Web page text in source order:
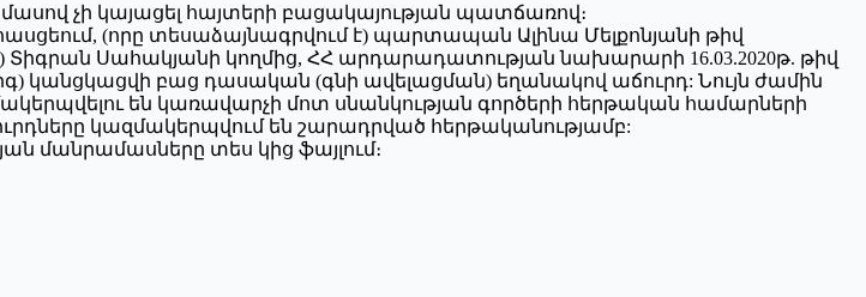
մասով չի կայացել հայտերի բացակայության պատճառով։
հասցեում, (որը տեսաձայնագրվում է) պարտապան Ալինա Մելքոնյանի թիվ
Տիգրան Սահակյանի կողմից, ՀՀ արդարադատության նախարարի 16.03.2020թ. թիվ
կանցկացվի բաց դասական (գնի ավելացման) եղանակով աճուրդ: Նույն ժամին
են կառավարչի մոտ սնանկության գործերի հերթական համարների
կազմակերպվում են շարադրված հերթականությամբ:
մանրամասները տես կից ֆայլում։